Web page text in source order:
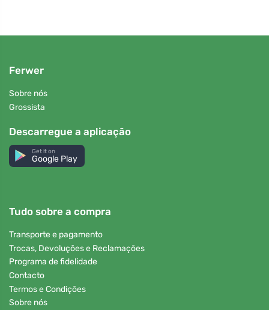
Ferwer
Sobre nós
Grossista
Descarregue a aplicação
Get it on
Google Play
Tudo sobre a compra
Transporte e pagamento
Trocas, Devoluções e Reclamações
Programa de fidelidade
Contacto
Termos e Condições
Sobre nós